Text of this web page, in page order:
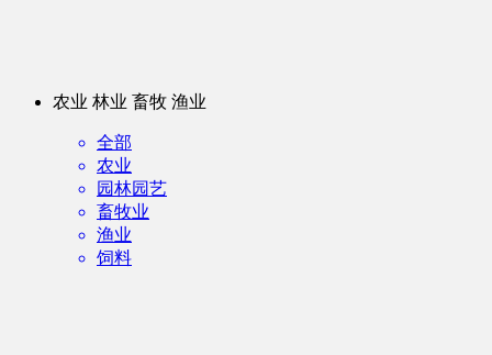
农业 林业 畜牧 渔业
全部
农业
园林园艺
畜牧业
渔业
饲料